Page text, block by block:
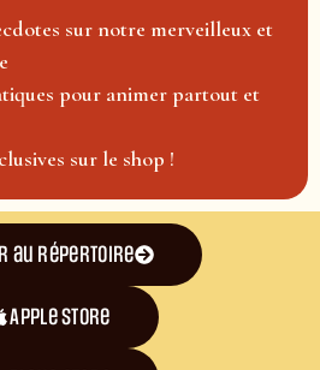
sur notre merveilleux et
pour animer partout et
sur le shop !
au répertoire
Apple Store